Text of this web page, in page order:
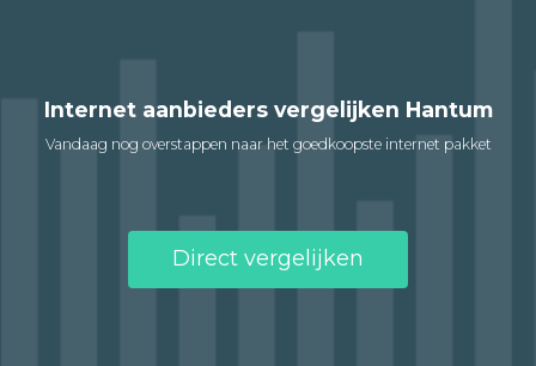
Internet aanbieders vergelijken Hantum
Vandaag nog overstappen naar het goedkoopste internet pakket
Direct vergelijken